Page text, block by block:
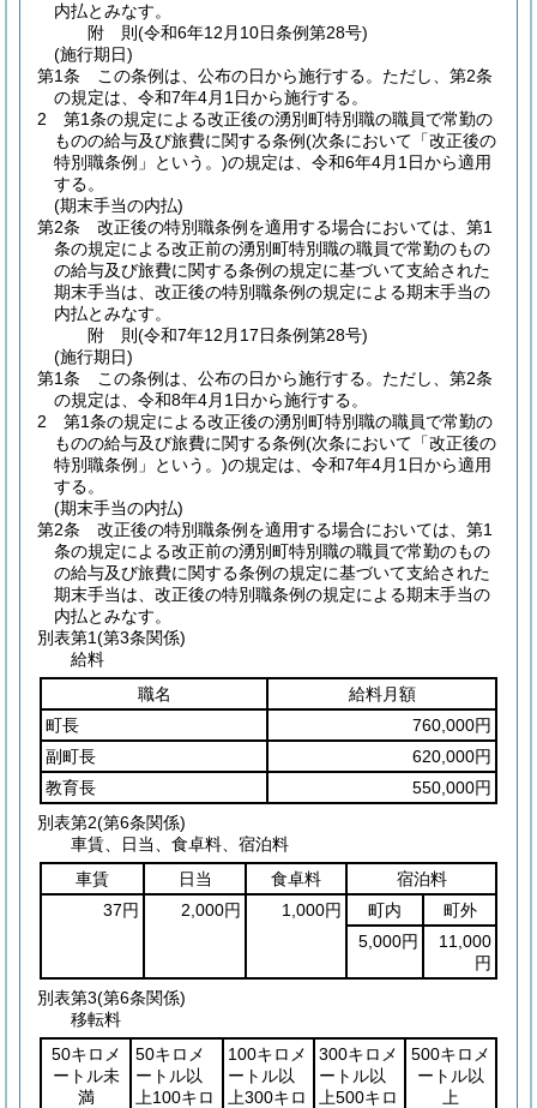
内払とみなす。
附 則(令和6年12月10日条例第28号)
(施行期日)
第1条
この条例は、公布の日から施行する。 ただし、第2条
の規定は、令和7年4月1日から施行する。
2
第1条の規定による改正後の湧別町特別職の職員で常勤の
ものの給与及び旅費に関する条例(次条において「改正後の
特別職条例」という。)の規定は、令和6年4月1日から適用
する。
(期末手当の内払)
第2条
改正後の特別職条例を適用する場合においては、第1
条の規定による改正前の湧別町特別職の職員で常勤のもの
の給与及び旅費に関する条例の規定に基づいて支給された
期末手当は、改正後の特別職条例の規定による期末手当の
内払とみなす。
附 則(令和7年12月17日条例第28号)
(施行期日)
第1条
この条例は、公布の日から施行する。 ただし、第2条
の規定は、令和8年4月1日から施行する。
2
第1条の規定による改正後の湧別町特別職の職員で常勤の
ものの給与及び旅費に関する条例(次条において「改正後の
特別職条例」という。)の規定は、令和7年4月1日から適用
する。
(期末手当の内払)
第2条
改正後の特別職条例を適用する場合においては、第1
条の規定による改正前の湧別町特別職の職員で常勤のもの
の給与及び旅費に関する条例の規定に基づいて支給された
期末手当は、改正後の特別職条例の規定による期末手当の
内払とみなす。
別表第1(第3条関係)
給料
職名
給料月額
町長
760,000円
副町長
620,000円
教育長
550,000円
別表第2(第6条関係)
車賃、日当、食卓料、宿泊料
車賃
日当 食卓料
宿泊料
37円
2,000円 1,000円 町内
町外
5,000円
11,000
円
別表第3(第6条関係)
移転料
50キロメ
ートル未
満
50キロメ
ートル以
上100キロ
100キロメ
ートル以
上300キロ
300キロメ
ートル以
上500キロ
500キロメ
ートル以
上